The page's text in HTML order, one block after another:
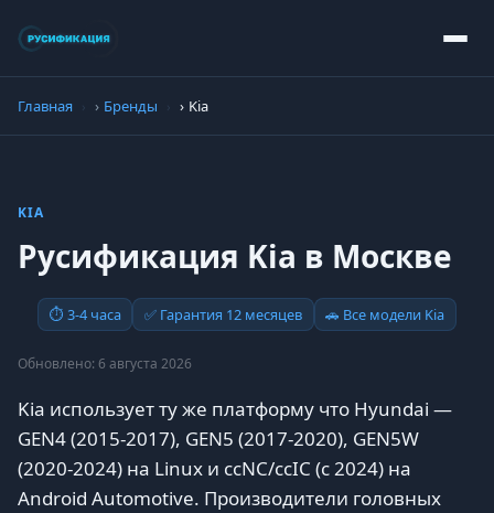
Главная Бренды Kia
KIA
Русификация Kia в Москве
⏱ 3-4 часа ✅ Гарантия 12 месяцев 🚗 Все модели Kia
Обновлено: 6 августа 2026
Kia использует ту же платформу что Hyundai —
GEN4 (2015-2017), GEN5 (2017-2020), GEN5W
(2020-2024) на Linux и ccNC/ccIC (с 2024) на
Android Automotive. Производители головных